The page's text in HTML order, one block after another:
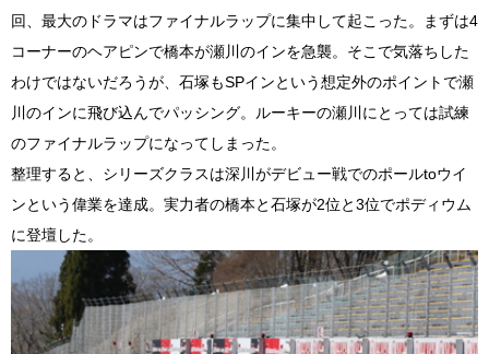
回、最大のドラマはファイナルラップに集中して起こった。まずは4
コーナーのヘアピンで橋本が瀬川のインを急襲。そこで気落ちした
わけではないだろうが、石塚もSPインという想定外のポイントで瀬
川のインに飛び込んでパッシング。ルーキーの瀬川にとっては試練
のファイナルラップになってしまった。
整理すると、シリーズクラスは深川がデビュー戦でのポールtoウイ
ンという偉業を達成。実力者の橋本と石塚が2位と3位でポディウム
に登壇した。